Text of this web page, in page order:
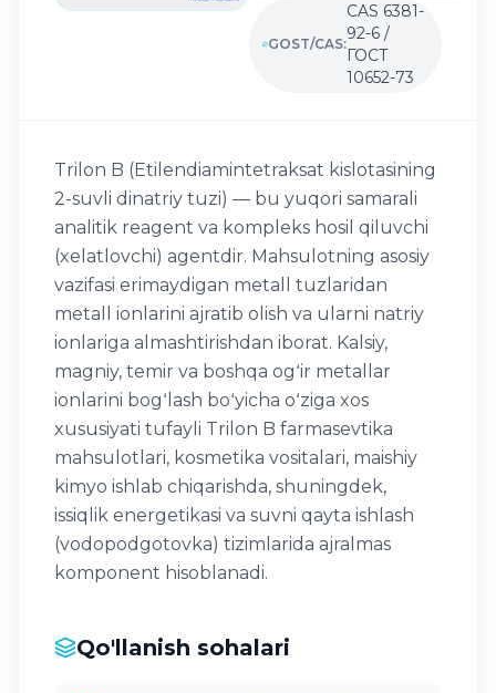
GOST/CAS:
CAS 6381-
92-6 /
ГОСТ
10652-73
Trilon B (Etilendiamintetraksat kislotasining
2-suvli dinatriy tuzi) — bu yuqori samarali
analitik reagent va kompleks hosil qiluvchi
(xelatlovchi) agentdir. Mahsulotning asosiy
vazifasi erimaydigan metall tuzlaridan
metall ionlarini ajratib olish va ularni natriy
ionlariga almashtirishdan iborat. Kalsiy,
magniy, temir va boshqa ogʻir metallar
ionlarini bogʻlash boʻyicha oʻziga xos
xususiyati tufayli Trilon B farmasevtika
mahsulotlari, kosmetika vositalari, maishiy
kimyo ishlab chiqarishda, shuningdek,
issiqlik energetikasi va suvni qayta ishlash
(vodopodgotovka) tizimlarida ajralmas
komponent hisoblanadi.
Qo'llanish sohalari